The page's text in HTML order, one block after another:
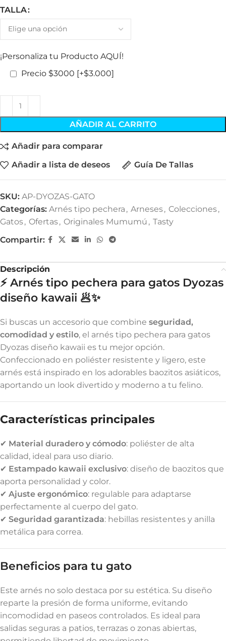
TALLA
¡Personaliza tu Producto AQUÍ!
Precio $3000 [+$3.000]
AÑADIR AL CARRITO
Añadir para comparar
Añadir a lista de deseos
Guía De Tallas
SKU: AP-DYOZAS-GATO
Categorías: Arnés tipo pechera , Arneses, Colecciones,
Gatos, Ofertas, Originales Mumumú , Tasty
Compartir:
Descripción
⚡ Arnés tipo pechera para gatos Dyozas
diseño kawaii 🥟✨
Si buscas un accesorio que combine seguridad,
comodidad y estilo, el arnés tipo pechera para gatos
Dyozas diseño kawaii es tu mejor opción.
Confeccionado en poliéster resistente y ligero, este
arnés está inspirado en los adorables baozitos asiáticos,
aportando un look divertido y moderno a tu felino.
Características principales
✔ Material duradero y cómodo: poliéster de alta
calidad, ideal para uso diario.
✔ Estampado kawaii exclusivo: diseño de baozitos que
aporta personalidad y color.
✔ Ajuste ergonómico: regulable para adaptarse
perfectamente al cuerpo del gato.
✔ Seguridad garantizada: hebillas resistentes y anilla
metálica para correa.
Beneficios para tu gato
Este arnés no solo destaca por su estética. Su diseño
reparte la presión de forma uniforme, evitando
incomodidad en paseos controlados. Es ideal para
salidas seguras a patios, terrazas o zonas abiertas,